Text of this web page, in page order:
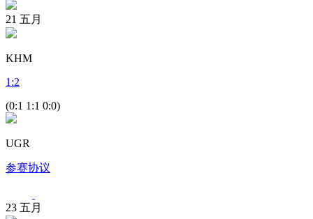
21 五月
KHM
1 :2
(0:1 1:1 0:0)
UGR
参赛协议
23 五月